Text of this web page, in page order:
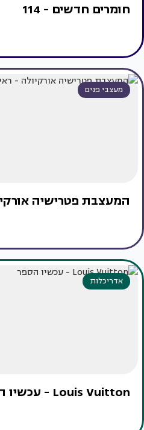
חומרים חדשים - 114
מעצבי פנים
המעצבת פטרישיה
אדריכלות
Louis Vuitton - עכשיו הספר